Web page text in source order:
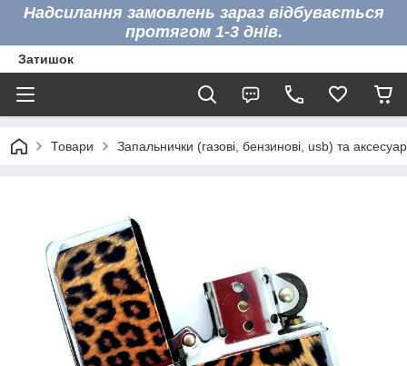
Надсилання замовлень зараз відбувається
протягом 1-3 днів.
Затишок
Товари Запальнички (газові, бензинові, usb) та